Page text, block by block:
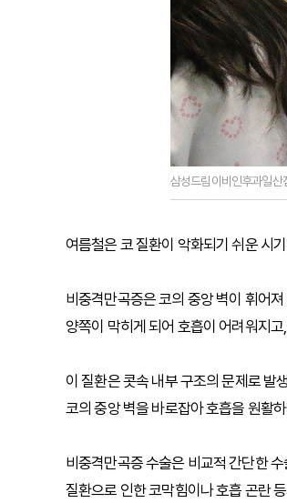
삼성드림이비인후과일산
여름철은 코 질환이 악화되기 쉬운 시
비중격만곡증은 코의 중앙 벽이 휘어
양쪽이 막히게 되어 호흡이 어려워지
이 질환은 콧속 내부 구조의 문제로 발
코의 중앙 벽을 바로잡아 호흡을 원활
비중격만곡증 수술은 비교적 간단한
질환으로 인한 코막힘이나 호흡 곤란